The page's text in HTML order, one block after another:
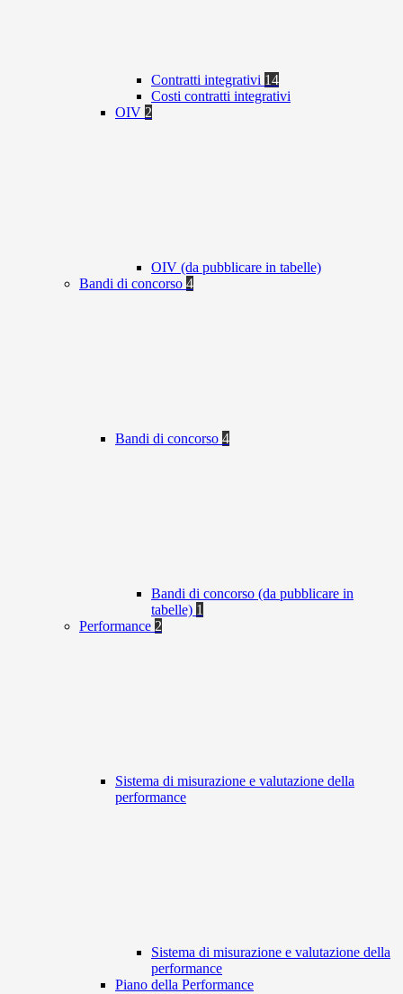
Contratti integrativi 14
Costi contratti integrativi
OIV 2
OIV (da pubblicare in tabelle)
Bandi di concorso 4
Bandi di concorso 4
Bandi di concorso (da pubblicare in
tabelle) 1
Performance 2
Sistema di misurazione e valutazione della
performance
Sistema di misurazione e valutazione della
performance
Piano della Performance